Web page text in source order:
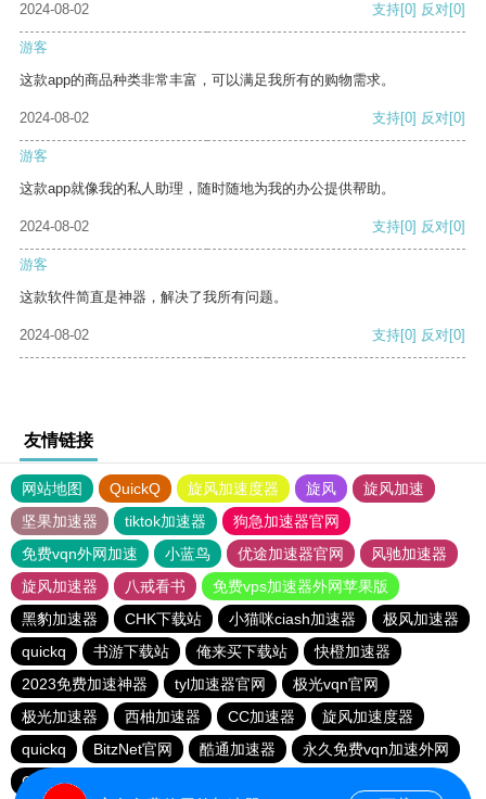
2024-08-02
支持[0] 反对[0]
游客
这款app的商品种类非常丰富，可以满足我所有的购物需求。
2024-08-02 支持[0] 反对[0]
游客
这款app就像我的私人助理，随时随地为我的办公提供帮助。
2024-08-02 支持[0] 反对[0]
游客
这款软件简直是神器，解决了我所有问题。
2024-08-02 支持[0] 反对[0]
友情链接
网站地图 QuickQ 旋风加速度器 旋风
旋风加速
坚果加速器
tiktok加速器
狗急加速器官网
免费vqn外网加速
小蓝鸟 优途加速器官网
风驰加速器
旋风加速器
八戒看书
免费vps加速器外网苹果版
黑豹加速器
CHK下载站 小猫咪ciash加速器
极风加速器
quickq
书游下载站 俺来买下载站
快橙加速器
2023免费加速神器
tyl加速器官网
极光vqn官网
极光加速器
西柚加速器 CC加速器
旋风加速度器
quickq
BitzNet官网 酷通加速器
永久免费vqn加速外网
CHK下载站